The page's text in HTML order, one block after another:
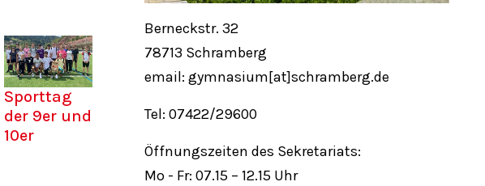
Sporttag
der 9er und
10er
Berneckstr. 32
78713 Schramberg
email: gymnasium[at]schramberg.de
Tel: 07422/29600
Öffnungszeiten des Sekretariats:
Mo - Fr: 07.15 – 12.15 Uhr